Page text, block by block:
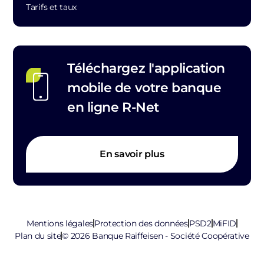
Tarifs et taux
Téléchargez l'application
mobile de votre banque
en ligne R-Net
En savoir plus
Mentions légalesProtection des donnéesPSD2MiFID
Plan du site© 2026 Banque Raiffeisen - Société Coopérative